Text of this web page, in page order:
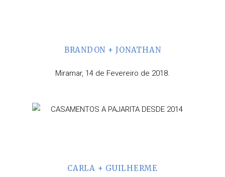
BRANDON + JONATHAN
Miramar, 14 de Fevereiro de 2018.
CARLA + GUILHERME